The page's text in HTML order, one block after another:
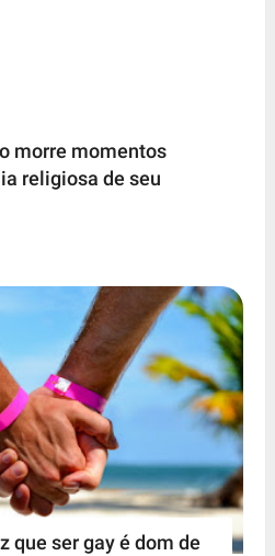
morre momentos
religiosa de seu
que ser gay é dom de